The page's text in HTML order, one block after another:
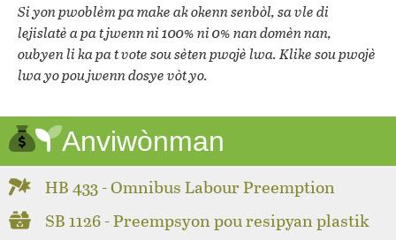
Si yon pwoblèm pa make ak okenn senbòl, sa vle di
lejislatè a pa t jwenn ni 100% ni 0% nan domèn nan,
oubyen li ka pa t vote sou sèten pwojè lwa. Klike sou pwojè
lwa yo pou jwenn dosye vòt yo.
Anviwònman
HB 433 - Omnibus Labour Preemption
SB 1126 - Preempsyon pou resipyan plastik